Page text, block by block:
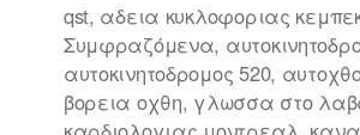
qst, αδεια κυκλοφοριας
Συμφραζόμενα,
αυτοκινητοδρομος 520,
βορεια οχθη, γλωσσα στο